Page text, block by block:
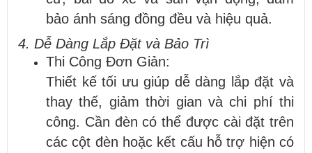
bảo ánh sáng đồng đều và hiệu quả.
4. Dễ Dàng Lắp Đặt và Bảo Trì
Thi Công Đơn Giản:
Thiết kế tối ưu giúp dễ dàng lắp đặt và
thay thế, giảm thời gian và chi phí thi
công. Cần đèn có thể được cài đặt trên
các cột đèn hoặc kết cấu hỗ trợ hiện có